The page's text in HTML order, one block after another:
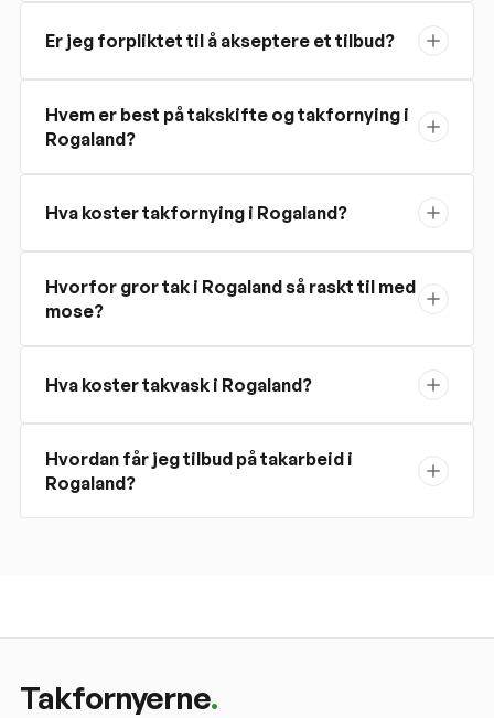
Er jeg forpliktet til å akseptere et tilbud?
Hvem er best på takskifte og takfornying i
Rogaland?
Hva koster takfornying i Rogaland?
Hvorfor gror tak i Rogaland så raskt til med
mose?
Hva koster takvask i Rogaland?
Hvordan får jeg tilbud på takarbeid i
Rogaland?
Takfornyerne.